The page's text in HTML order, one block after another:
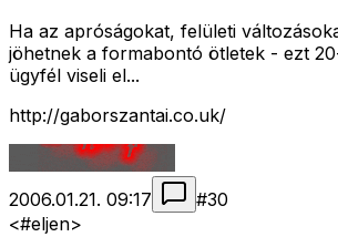
Ha az apróságokat, felületi
jöhetnek a formabontó ötletek - ezt
ügyfél viseli el...
http://gaborszantai.co.uk/
2006.01.21. 09:17 #30
<#eljen>